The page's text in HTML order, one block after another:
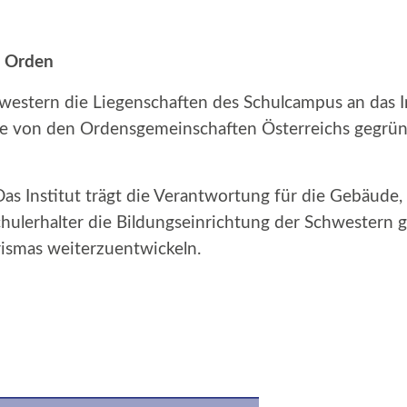
die Liegenschaften des Schulcampus an
den Ordensgemeinschaften Österreichs
Institut trägt die Verantwortung für die
die Bildungseinrichtung der
weiterzuentwickeln.